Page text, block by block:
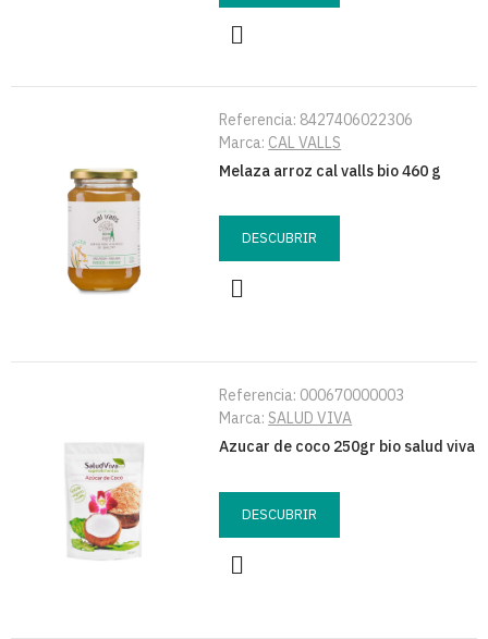
Referencia: 8427406022306
Marca: CAL VALLS
Melaza arroz cal valls bio 460 g
DESCUBRIR
Referencia: 000670000003
Marca: SALUD VIVA
Azucar de coco 250gr bio salud viva
DESCUBRIR